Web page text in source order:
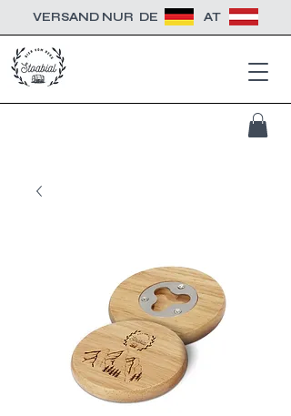
VERSAND NUR DE AT